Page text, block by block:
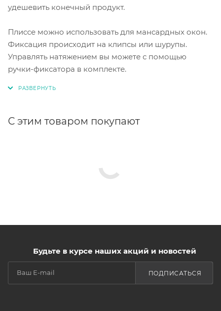
удешевить конечный продукт.
Плиссе можно использовать для мансардных окон.
Фиксация происходит на клипсы или шурупы.
Управлять натяжением вы можете с помощью
ручки-фиксатора в комплекте.
С этим товаром покупают
Будьте в курсе наших акций и новостей
ПОДПИСАТЬСЯ